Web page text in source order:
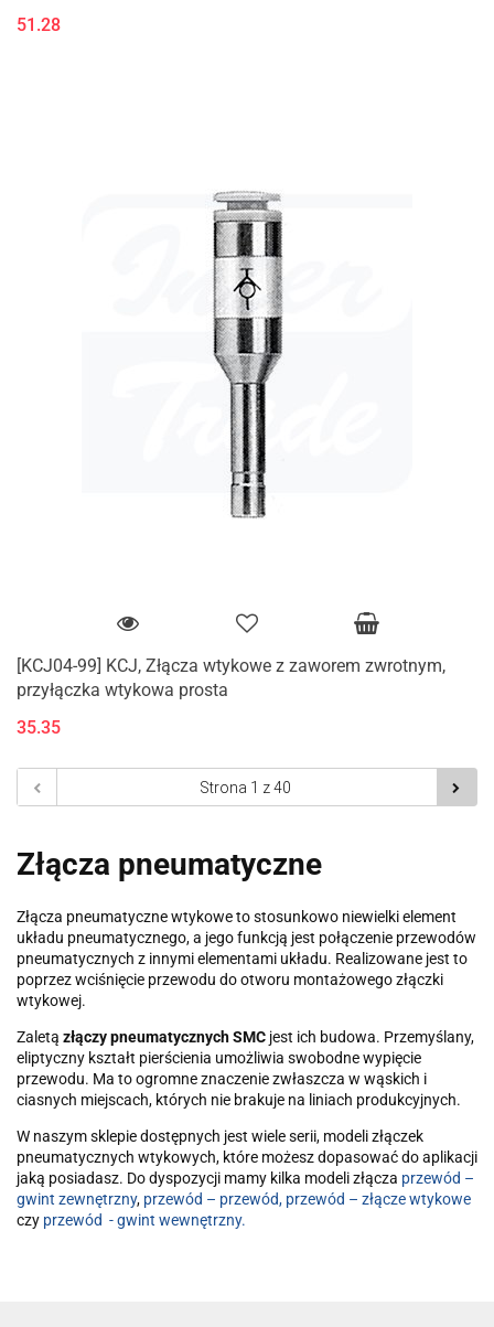
51.28
[KCJ04-99] KCJ, Złącza wtykowe z zaworem zwrotnym,
przyłączka wtykowa prosta
35.35
Złącza pneumatyczne
Złącza pneumatyczne wtykowe to stosunkowo niewielki element
układu pneumatycznego, a jego funkcją jest połączenie przewodów
pneumatycznych z innymi elementami układu. Realizowane jest to
poprzez wciśnięcie przewodu do otworu montażowego złączki
wtykowej.
Zaletą złączy pneumatycznych SMC jest ich budowa. Przemyślany,
eliptyczny kształt pierścienia umożliwia swobodne wypięcie
przewodu. Ma to ogromne znaczenie zwłaszcza w wąskich i
ciasnych miejscach, których nie brakuje na liniach produkcyjnych.
W naszym sklepie dostępnych jest wiele serii, modeli złączek
pneumatycznych wtykowych, które możesz dopasować do aplikacji
jaką posiadasz. Do dyspozycji mamy kilka modeli złącza przewód –
gwint zewnętrzny, przewód – przewód, przewód – złącze wtykowe
czy przewód - gwint wewnętrzny.